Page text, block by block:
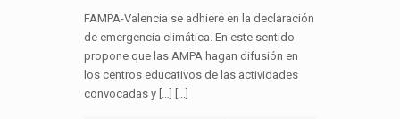
FAMPA-Valencia se adhiere en la declaración
de emergencia climática. En este sentido
propone que las AMPA hagan difusión en
los centros educativos de las actividades
convocadas y […] [...]